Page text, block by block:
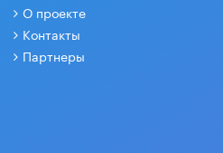
О проекте
Контакты
Партнеры